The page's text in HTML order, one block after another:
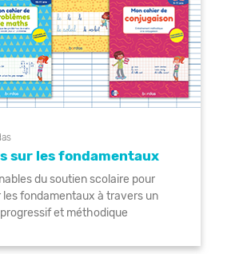
sur les fondamentaux
du soutien scolaire pour
les fondamentaux à travers un
et méthodique